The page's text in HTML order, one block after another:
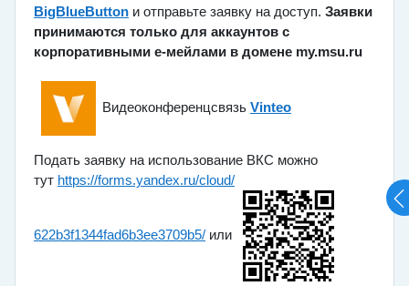
BigBlueButton и отправьте заявку на доступ. Заявки
принимаются только для аккаунтов с
корпоративными е-мейлами в домене my.msu.ru
Видеоконференцсвязь Vinteo
Подать заявку на использование ВКС можно
тут https://forms.yandex.ru/cloud/
622b3f1344fad6b3ee3709b5/ или